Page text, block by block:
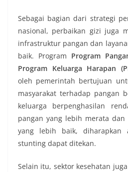
Sebagai bagian dari strategi
nasional, perbaikan gizi juga
infrastruktur pangan dan
baik. Program Program
Program Keluarga Harapan
oleh pemerintah bertujuan
masyarakat terhadap pangan
keluarga berpenghasilan
pangan yang lebih merata
yang lebih baik, diharapkan
stunting dapat ditekan.
Selain itu, sektor kesehatan